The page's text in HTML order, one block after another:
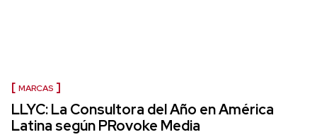
MARCAS
LLYC: La Consultora del Año en América
Latina según PRovoke Media